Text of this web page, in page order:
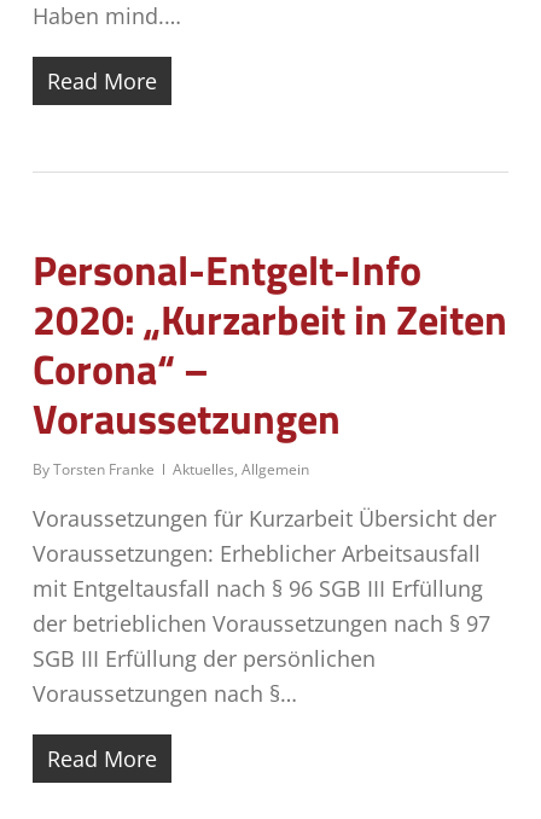
Haben mind.…
Read More
Personal-Entgelt-Info
2020: „Kurzarbeit in Zeiten
Corona“ –
Voraussetzungen
ByTorsten Franke Aktuelles, Allgemein
Voraussetzungen für Kurzarbeit Übersicht der
Voraussetzungen: Erheblicher Arbeitsausfall
mit Entgeltausfall nach § 96 SGB III Erfüllung
der betrieblichen Voraussetzungen nach § 97
SGB III Erfüllung der persönlichen
Voraussetzungen nach §…
Read More